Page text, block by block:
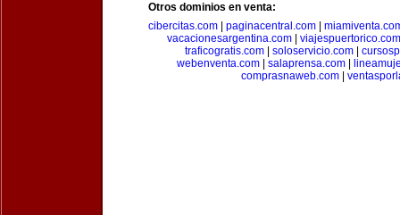
Otros dominios en venta:
cibercitas.com
paginacentral.com
vacacionesargentina.com
viajespuertorico.com
traficogratis.com| soloservicio.com|
webenventa.com
salaprensa.com
comprasnaweb.com